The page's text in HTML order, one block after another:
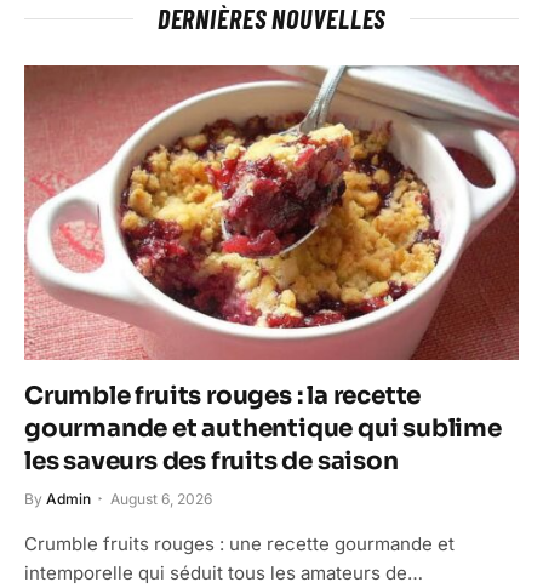
DERNIÈRES NOUVELLES
Crumble fruits rouges : la recette
gourmande et authentique qui sublime
les saveurs des fruits de saison
By Admin August 6, 2026
Crumble fruits rouges : une recette gourmande et
intemporelle qui séduit tous les amateurs de…